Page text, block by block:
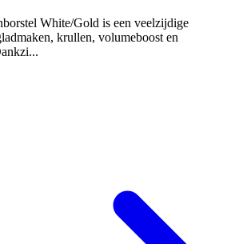
White/Gold is een veelzijdige
krullen, volumeboost en